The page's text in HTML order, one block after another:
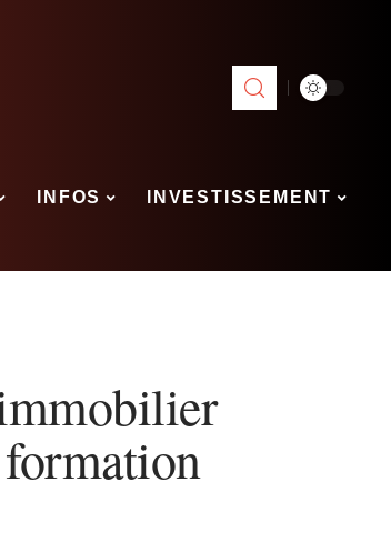
INFOS INVESTISSEMENT
formation